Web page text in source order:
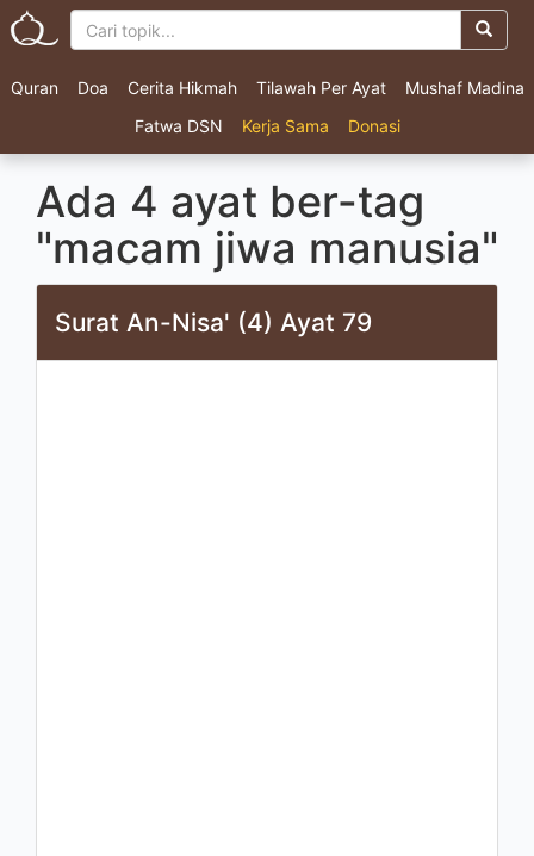
Quran Doa Cerita Hikmah Tilawah Per Ayat
Mushaf Madina
Fatwa DSN
Kerja Sama Donasi
Ada 4 ayat ber-tag
"macam jiwa manusia"
Surat An-Nisa' (4) Ayat 79